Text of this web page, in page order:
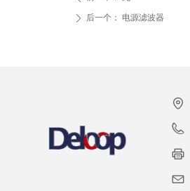
ꄲ 后一个： 电源滤波器